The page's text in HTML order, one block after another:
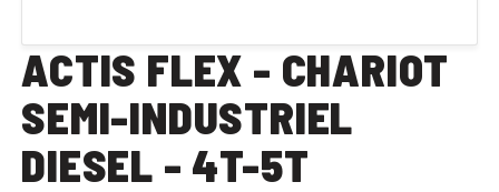
ACTIS FLEX - CHARIOT
SEMI-INDUSTRIEL
DIESEL - 4T-5T